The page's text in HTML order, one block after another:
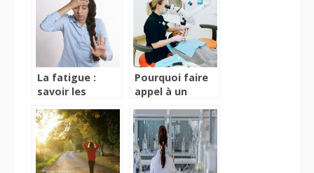
Parkison en
EHPAD ?
votre dos ?
La fatigue :
savoir les
moment idéal
pour consulter
Pourquoi faire
appel à un